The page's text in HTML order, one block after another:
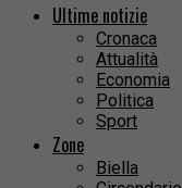
Ultime notizie
Cronaca
Attualità
Economia
Politica
Sport
Zone
Biella